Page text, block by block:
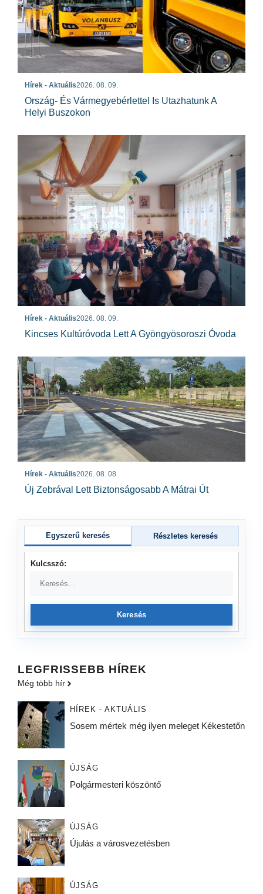
Hírek - Aktuális2026. 08. 09.
Ország- És Vármegyebérlettel Is Utazhatunk A
Helyi Buszokon
Hírek - Aktuális2026. 08. 09.
Kincses Kultúróvoda Lett A Gyöngyösoroszi Óvoda
Hírek - Aktuális2026. 08. 08.
Új Zebrával Lett Biztonságosabb A Mátrai Út
Egyszerű keresés Részletes keresés
Kulcsszó:
Keresés
LEGFRISSEBB HÍREK
Még több hír
HÍREK - AKTUÁLIS
Sosem mértek még ilyen meleget Kékestetőn
ÚJSÁG
Polgármesteri köszöntő
ÚJSÁG
Újulás a városvezetésben
ÚJSÁG